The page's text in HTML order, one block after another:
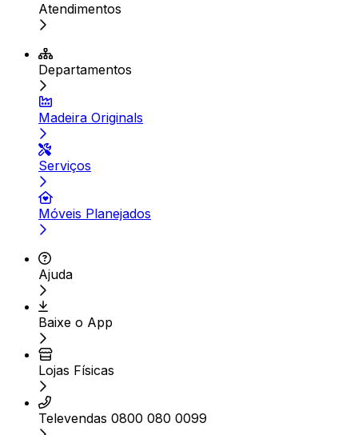
Atendimentos
Departamentos
Madeira Originals
Serviços
Móveis Planejados
Ajuda
Baixe o App
Lojas Físicas
Televendas 0800 080 0099